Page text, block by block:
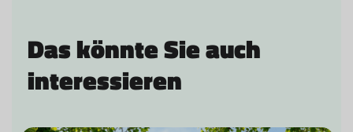
Das könnte Sie auch
interessieren